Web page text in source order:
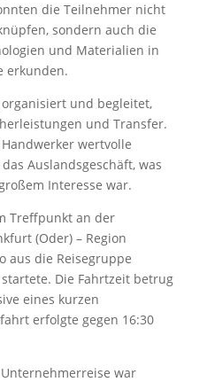
die Teilnehmer nicht
sondern auch die
und Materialien in
erkunden.
und begleitet,
und Transfer.
wertvolle
Auslandsgeschäft, was
Interesse war.
Treffpunkt an der
(Oder) – Region
aus die Reisegruppe
Die Fahrtzeit betrug
eines kurzen
erfolgte gegen 16:30
war